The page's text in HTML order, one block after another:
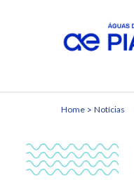
Home Notícias